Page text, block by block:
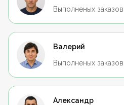
Выполненых заказов
Валерий
Выполненых заказов
Александр